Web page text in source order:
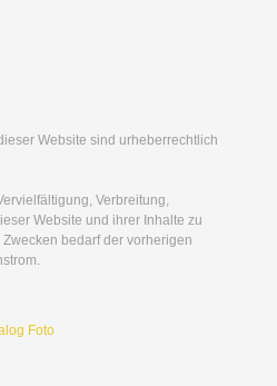
Website sind urheberrechtlich
Verbreitung,
Website und ihrer Inhalte zu
bedarf der vorherigen